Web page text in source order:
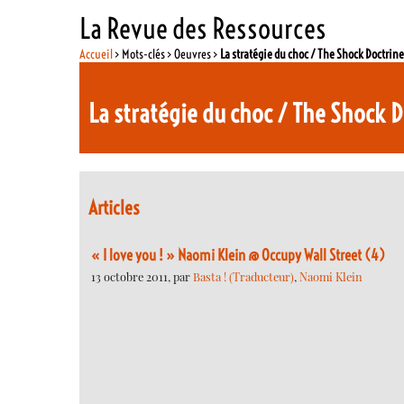
La Revue des Ressources
Accueil> Mots-clés > Oeuvres > La stratégie du choc / The Shock Doctrine
La stratégie du choc / The Shock
Articles
« I love you ! » Naomi Klein @ Occupy Wall Street (4)
13 octobre 2011, parBasta ! (Traducteur), Naomi Klein